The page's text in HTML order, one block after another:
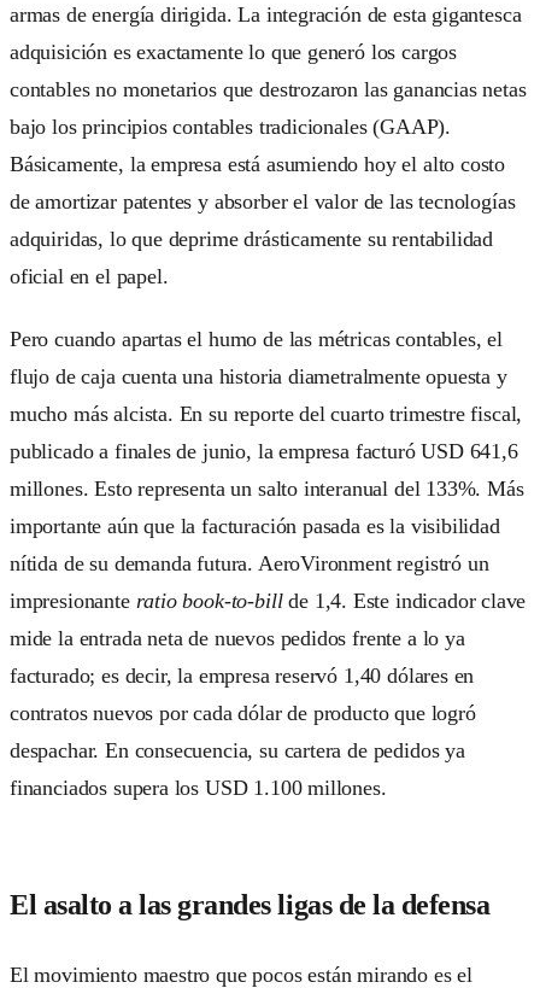
armas de energía dirigida. La integración de esta gigantesca
adquisición es exactamente lo que generó los cargos
contables no monetarios que destrozaron las ganancias netas
bajo los principios contables tradicionales (GAAP).
Básicamente, la empresa está asumiendo hoy el alto costo
de amortizar patentes y absorber el valor de las tecnologías
adquiridas, lo que deprime drásticamente su rentabilidad
oficial en el papel.
Pero cuando apartas el humo de las métricas contables, el
flujo de caja cuenta una historia diametralmente opuesta y
mucho más alcista. En su reporte del cuarto trimestre fiscal,
publicado a finales de junio, la empresa facturó USD 641,6
millones. Esto representa un salto interanual del 133%. Más
importante aún que la facturación pasada es la visibilidad
nítida de su demanda futura. AeroVironment registró un
impresionante ratio book-to-billde 1,4. Este indicador clave
mide la entrada neta de nuevos pedidos frente a lo ya
facturado; es decir, la empresa reservó 1,40 dólares en
contratos nuevos por cada dólar de producto que logró
despachar. En consecuencia, su cartera de pedidos ya
financiados supera los USD 1.100 millones.
El asalto a las grandes ligas de la defensa
El movimiento maestro que pocos están mirando es el